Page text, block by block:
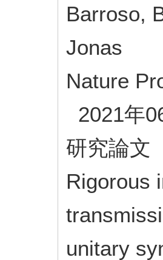
Barroso,
Jonas
Nature
2021年
研究論文
Rigorous
unitary